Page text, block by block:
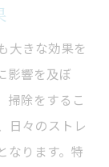
大きな効果を
影響を及ぼ
掃除をするこ
日々のストレ
なります。特